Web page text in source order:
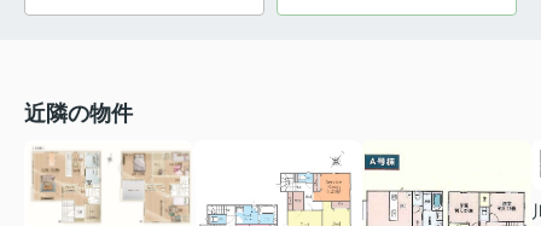
近隣の物件